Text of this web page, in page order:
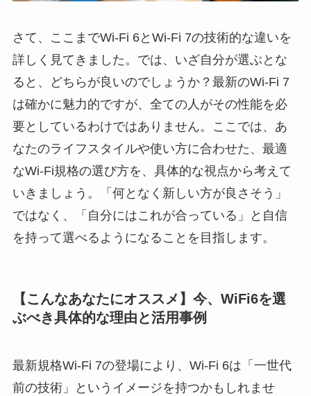
さて、ここまでWi-Fi 6とWi-Fi 7の技術的な違いを
詳しく見てきました。では、いざ自分が選ぶとな
ると、どちらが良いのでしょうか？最新のWi-Fi 7
は確かに魅力的ですが、全ての人がその性能を必
要としているわけではありません。ここでは、あ
なたのライフスタイルや使い方に合わせた、最適
なWi-Fi規格の選び方を、具体的な視点から考えて
いきましょう。「何となく新しい方が良さそう」
ではなく、「自分にはこれが合っている」と自信
を持って選べるようになることを目指します。
【こんなあなたにオススメ】今、WiFi6を選
ぶべき具体的な理由と活用事例
最新規格Wi-Fi 7の登場により、Wi-Fi 6は「一世代
前の技術」というイメージを持つかもしれませ